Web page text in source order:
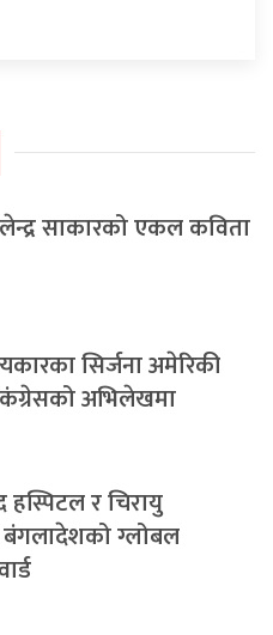
साकारको एकल कविता
सिर्जना अमेरिकी
अभिलेखमा
हस्पिटल र चिरायु
ग्लोबल